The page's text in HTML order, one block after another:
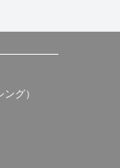
グ）